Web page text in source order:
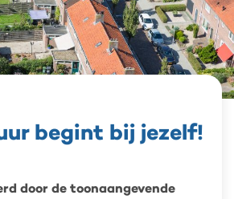
begint bij jezelf!
door de toonaangevende